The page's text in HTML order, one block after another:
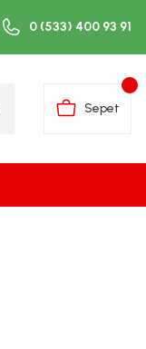
0 (533) 400 93 91
Sepet